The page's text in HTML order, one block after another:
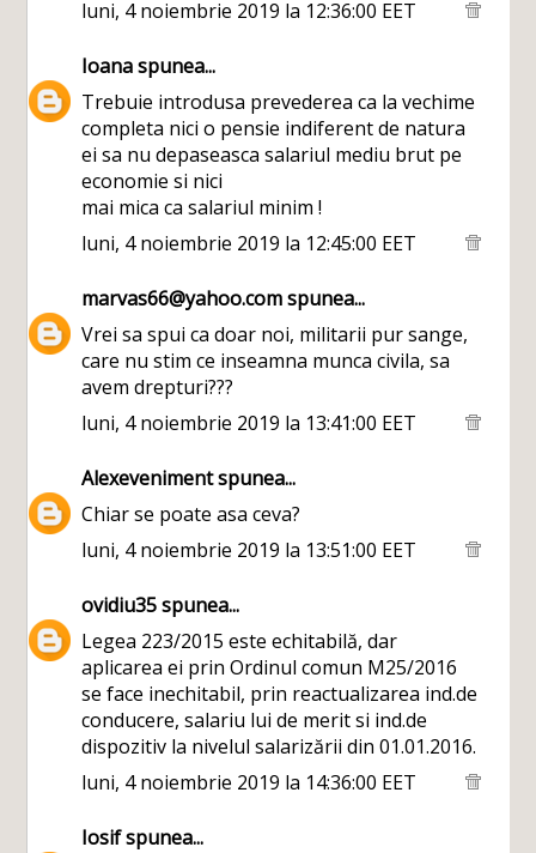
luni, 4 noiembrie 2019 la 12:36:00 EET
Ioanaspunea...
Trebuie introdusa prevederea ca la vechime
completa nici o pensie indiferent de natura
ei sa nu depaseasca salariul mediu brut pe
economie si nici
mai mica ca salariul minim !
luni, 4 noiembrie 2019 la 12:45:00 EET
marvas66@yahoo.comspunea...
Vrei sa spui ca doar noi, militarii pur sange,
care nu stim ce inseamna munca civila, sa
avem drepturi???
luni, 4 noiembrie 2019 la 13:41:00 EET
Alexevenimentspunea...
Chiar se poate asa ceva?
luni, 4 noiembrie 2019 la 13:51:00 EET
ovidiu35spunea...
Legea 223/2015 este echitabilă, dar
aplicarea ei prin Ordinul comun M25/2016
se face inechitabil, prin reactualizarea ind.de
conducere, salariu lui de merit si ind.de
dispozitiv la nivelul salarizării din 01.01.2016.
luni, 4 noiembrie 2019 la 14:36:00 EET
Iosifspunea...